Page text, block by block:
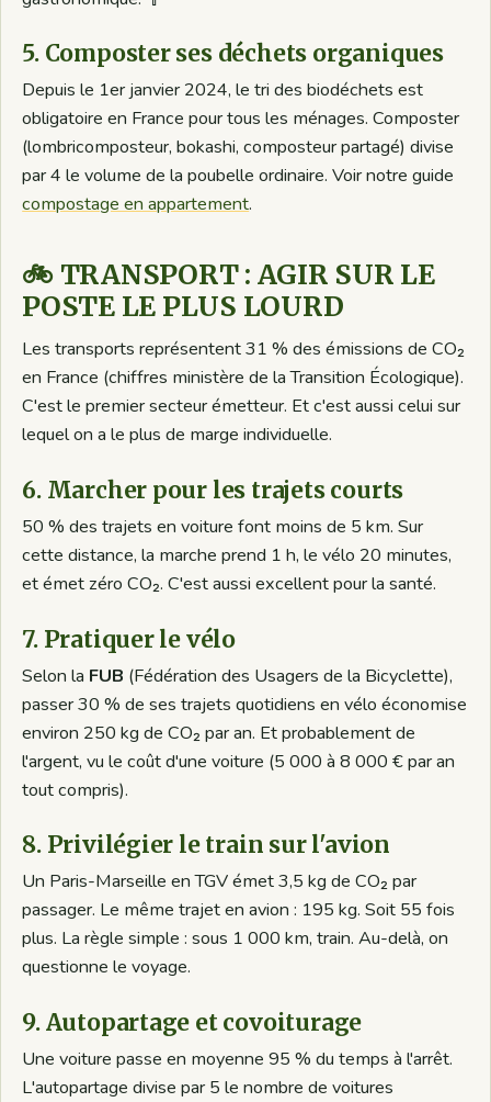
5. Composter ses déchets organiques
Depuis le 1er janvier 2024, le tri des biodéchets est
obligatoire en France pour tous les ménages. Composter
(lombricomposteur, bokashi, composteur partagé) divise
par 4 le volume de la poubelle ordinaire. Voir notre guide
compostage en appartement.
🚲 TRANSPORT : AGIR SUR LE
POSTE LE PLUS LOURD
Les transports représentent 31 % des émissions de CO₂
en France (chiffres ministère de la Transition Écologique).
C'est le premier secteur émetteur. Et c'est aussi celui sur
lequel on a le plus de marge individuelle.
6. Marcher pour les trajets courts
50 % des trajets en voiture font moins de 5 km. Sur
cette distance, la marche prend 1 h, le vélo 20 minutes,
et émet zéro CO₂. C'est aussi excellent pour la santé.
7. Pratiquer le vélo
Selon la FUB (Fédération des Usagers de la Bicyclette),
passer 30 % de ses trajets quotidiens en vélo économise
environ 250 kg de CO₂ par an. Et probablement de
l'argent, vu le coût d'une voiture (5 000 à 8 000 € par an
tout compris).
8. Privilégier le train sur l'avion
Un Paris-Marseille en TGV émet 3,5 kg de CO₂ par
passager. Le même trajet en avion : 195 kg. Soit 55 fois
plus. La règle simple : sous 1 000 km, train. Au-delà, on
questionne le voyage.
9. Autopartage et covoiturage
Une voiture passe en moyenne 95 % du temps à l'arrêt.
L'autopartage divise par 5 le nombre de voitures